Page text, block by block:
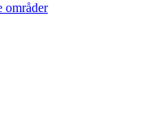
områder